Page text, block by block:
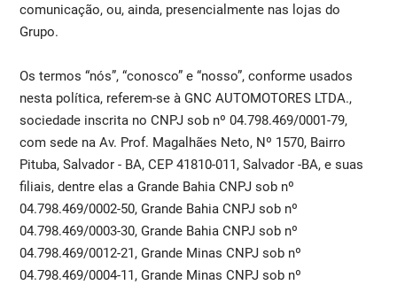
comunicação, ou, ainda, presencialmente nas lojas do
Grupo.
Os termos “nós”, “conosco” e “nosso”, conforme usados
nesta política, referem-se à GNC AUTOMOTORES LTDA.,
sociedade inscrita no CNPJ sob nº 04.798.469/0001-79,
com sede na Av. Prof. Magalhães Neto, Nº 1570, Bairro
Pituba, Salvador - BA, CEP 41810-011, Salvador -BA, e suas
filiais, dentre elas a Grande Bahia CNPJ sob nº
04.798.469/0002-50, Grande Bahia CNPJ sob nº
04.798.469/0003-30, Grande Bahia CNPJ sob nº
04.798.469/0012-21, Grande Minas CNPJ sob nº
04.798.469/0004-11, Grande Minas CNPJ sob nº